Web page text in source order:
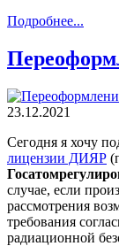
Подробнее...
23.12.2021
Сегодня я хочу
лицензии ДИЯР
случае, если
рассмотрения
требования
радиационной